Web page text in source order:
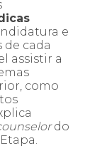
e
cada
assistir a
como
do